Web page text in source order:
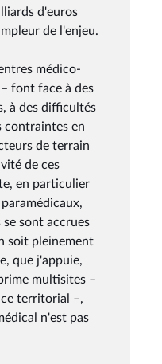
d'euros
de l'enjeu.
médico-
font face à des
à des difficultés
contraintes en
de terrain
de ces
en particulier
sont accrues
soit pleinement
que j'appuie,
multisites –
territorial –,
n'est pas